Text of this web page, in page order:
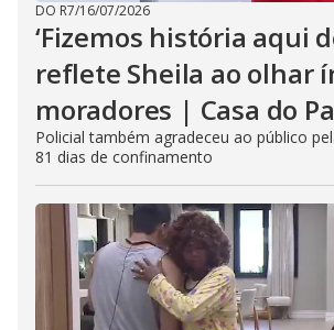
DO R7/16/07/2026
‘Fizemos história aqui
reflete Sheila ao olhar
moradores | Casa do
Policial também agradeceu ao público
81 dias de confinamento